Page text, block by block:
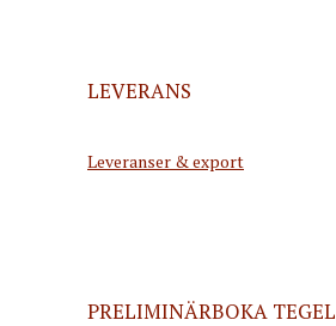
LEVERANS
Leveranser & export
PRELIMINÄRBOKA TEGEL